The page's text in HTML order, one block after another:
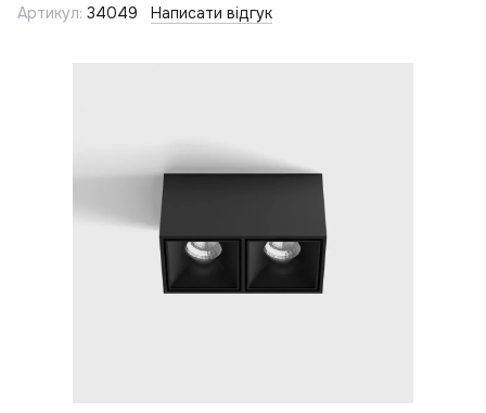
Артикул: 34049 Написати відгук